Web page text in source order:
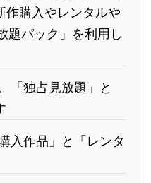
作購入やレンタルや
題パック」を利用し
「独占見放題」と
入作品」と「レンタ